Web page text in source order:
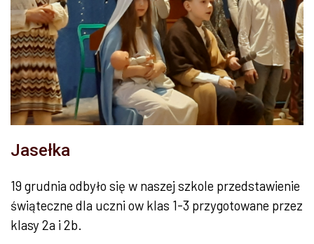
Jasełka
19 grudnia odbyło się w naszej szkole przedstawienie
świąteczne dla uczni ow klas 1-3 przygotowane przez
klasy 2a i 2b.